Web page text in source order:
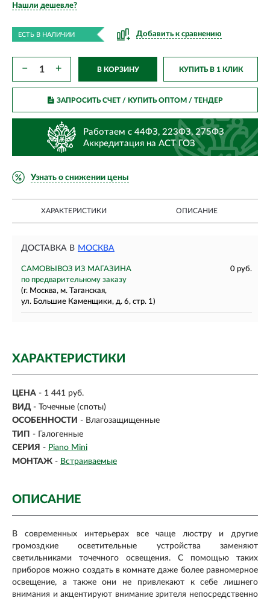
Нашли дешевле?
ЕСТЬ В НАЛИЧИИ Добавить к сравнению
− + В КОРЗИНУ КУПИТЬ В 1 КЛИК
ЗАПРОСИТЬ СЧЕТ / КУПИТЬ ОПТОМ/ ТЕНДЕР
Работаем с 44ФЗ, 223ФЗ, 275ФЗ
Аккредитация на АСТ ГОЗ
Узнать о снижении цены
ХАРАКТЕРИСТИКИ ОПИСАНИЕ
ДОСТАВКА В МОСКВА
САМОВЫВОЗ ИЗ МАГАЗИНА
0 руб.
по предварительному заказу
(г. Москва, м. Таганская,
ул. Большие Каменщики, д. 6, стр. 1)
ХАРАКТЕРИСТИКИ
ЦЕНА - 1 441 руб.
ВИД - Точечные (споты)
ОСОБЕННОСТИ - Влагозащищенные
ТИП - Галогенные
СЕРИЯ - Piano Mini
МОНТАЖ - Встраиваемые
ОПИСАНИЕ
В современных интерьерах все чаще люстру и другие
громоздкие осветительные устройства заменяют
светильниками точечного освещения. С помощью таких
приборов можно создать в комнате даже более равномерное
освещение, а также они не привлекают к себе лишнего
внимания и акцентируют внимание зрителя непосредственно